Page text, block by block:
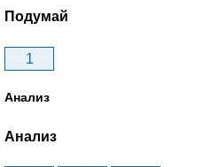
Подумай
1
Анализ
Анализ